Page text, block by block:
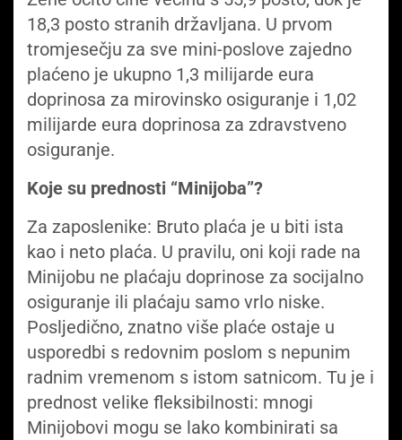
18,3 posto stranih državljana. U prvom
tromjesečju za sve mini-poslove zajedno
plaćeno je ukupno 1,3 milijarde eura
doprinosa za mirovinsko osiguranje i 1,02
milijarde eura doprinosa za zdravstveno
osiguranje.
Koje su prednosti “Minijoba”?
Za zaposlenike: Bruto plaća je u biti ista
kao i neto plaća. U pravilu, oni koji rade na
Minijobu ne plaćaju doprinose za socijalno
osiguranje ili plaćaju samo vrlo niske.
Posljedično, znatno više plaće ostaje u
usporedbi s redovnim poslom s nepunim
radnim vremenom s istom satnicom. Tu je i
prednost velike fleksibilnosti: mnogi
Minijobovi mogu se lako kombinirati sa